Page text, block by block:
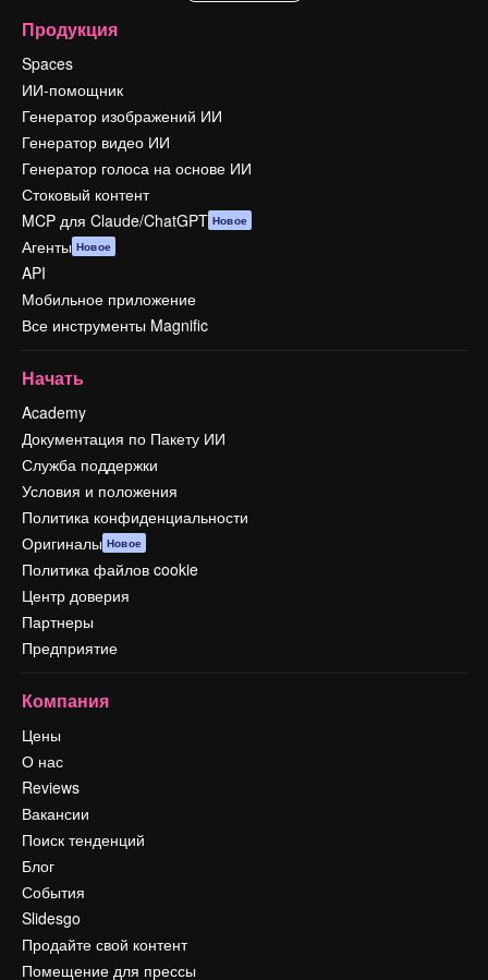
Продукция
Spaces
ИИ-помощник
Генератор изображений ИИ
Генератор видео ИИ
Генератор голоса на основе ИИ
Стоковый контент
MCP для Claude/ChatGPT Новое
Агенты Новое
API
Мобильное приложение
Все инструменты Magnific
Начать
Academy
Документация по Пакету ИИ
Служба поддержки
Условия и положения
Политика конфиденциальности
Оригиналы Новое
Политика файлов cookie
Центр доверия
Партнеры
Предприятие
Компания
Цены
О нас
Reviews
Вакансии
Поиск тенденций
Блог
События
Slidesgo
Продайте свой контент
Помещение для прессы